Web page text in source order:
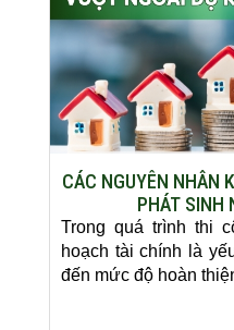
CÁC NGUYÊN NHÂN
PHÁT SINH
Trong quá trình thi
hoạch tài chính là
đến mức độ hoàn